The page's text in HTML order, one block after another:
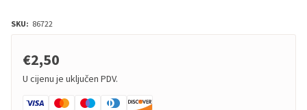
SKU: 86722
€2,50
U cijenu je uključen PDV.